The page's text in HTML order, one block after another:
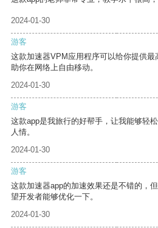
2024-01-30
游客
这款加速器VPM应用程序可以给你提供
助你在网络上自由移动。
2024-01-30
游客
这款app是我旅行的好帮手，让我能够轻
人情。
2024-01-30
游客
这款加速器app的加速效果还是不错的，
望开发者能够优化一下。
2024-01-30